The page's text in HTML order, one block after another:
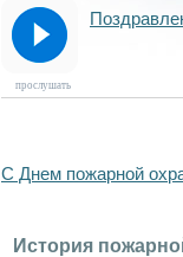
прослушать
С Днем пожарной
История